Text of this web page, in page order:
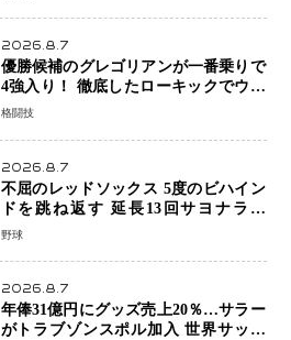
2026.8.7
優勝候補のグレゴリアンが一番乗りで
4強入り！ 徹底したローキックでウス
ビャンを攻略、判定勝利
格闘技
2026.8.7
不屈のレッドソックス 5度のビハイン
ドを跳ね返す 延長13回サヨナラ勝
ち 吉田正尚選手も2安打1打点で貢献 4
野球
2026.8.7
年俸31億円にグッズ売上20％…サラー
がトラブゾンスポル加入 世界サッカ